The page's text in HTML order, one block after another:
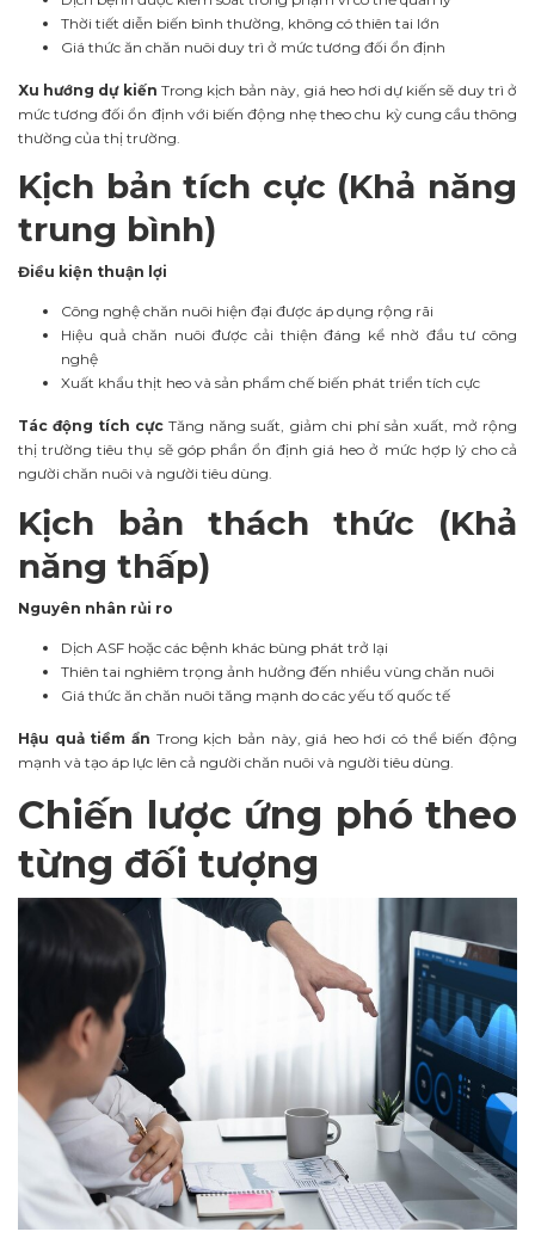
Thời tiết diễn biến bình thường, không có thiên tai lớn
Giá thức ăn chăn nuôi duy trì ở mức tương đối ổn định
Xu hướng dự kiến Trong kịch bản này, giá heo hơi dự kiến sẽ duy trì ở
mức tương đối ổn định với biến động nhẹ theo chu kỳ cung cầu thông
thường của thị trường.
Kịch bản tích cực (Khả năng
trung bình)
Điều kiện thuận lợi
Công nghệ chăn nuôi hiện đại được áp dụng rộng rãi
Hiệu quả chăn nuôi được cải thiện đáng kể nhờ đầu tư công
nghệ
Xuất khẩu thịt heo và sản phẩm chế biến phát triển tích cực
Tác động tích cực Tăng năng suất, giảm chi phí sản xuất, mở rộng
thị trường tiêu thụ sẽ góp phần ổn định giá heo ở mức hợp lý cho cả
người chăn nuôi và người tiêu dùng.
Kịch bản thách thức (Khả
năng thấp)
Nguyên nhân rủi ro
Dịch ASF hoặc các bệnh khác bùng phát trở lại
Thiên tai nghiêm trọng ảnh hưởng đến nhiều vùng chăn nuôi
Giá thức ăn chăn nuôi tăng mạnh do các yếu tố quốc tế
Hậu quả tiềm ẩn Trong kịch bản này, giá heo hơi có thể biến động
mạnh và tạo áp lực lên cả người chăn nuôi và người tiêu dùng.
Chiến lược ứng phó theo
từng đối tượng